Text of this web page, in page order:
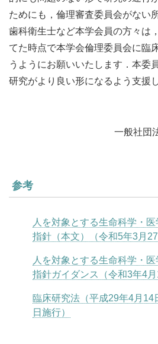
ためにも，倫理審査委員会がない
歯科衛生士など本学会員の方々は
てた時点で本学会倫理委員会に臨
うようにお願いいたします．本委
研究がより良い形になるよう支援
一般社団
参考
人を対象とする生命科学・
指針（本文）（令和5年3月27
人を対象とする生命科学・
指針ガイダンス（令和3年4月
臨床研究法（平成29年4月14
日施行）